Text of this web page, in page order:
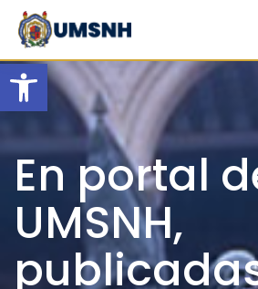
Open toolbar
Skip
content
En portal
UMSNH,